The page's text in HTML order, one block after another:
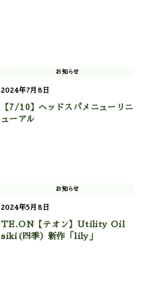
お知らせ
2024年7月8日
【7/10】ヘッドスパメニューリニ
ューアル
お知らせ
2024年5月8日
TE.ON【テオン】Utility Oil
siki(四季）新作「lily」